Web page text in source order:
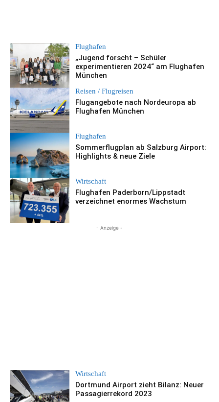
Flughafen
„Jugend forscht – Schüler
experimentieren 2024“ am Flughafen
München
Reisen / Flugreisen
Flugangebote nach Nordeuropa ab
Flughafen München
Flughafen
Sommerflugplan ab Salzburg Airport:
Highlights & neue Ziele
Wirtschaft
Flughafen Paderborn/Lippstadt
verzeichnet enormes Wachstum
- Anzeige -
Wirtschaft
Dortmund Airport zieht Bilanz: Neuer
Passagierrekord 2023